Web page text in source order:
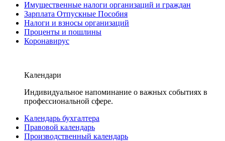
Имущественные налоги организаций и граждан
Зарплата Отпускные Пособия
Налоги и взносы организаций
Проценты и пошлины
Коронавирус
Календари
Индивидуальное напоминание о важных событиях в
профессиональной сфере.
Календарь бухгалтера
Правовой календарь
Производственный календарь